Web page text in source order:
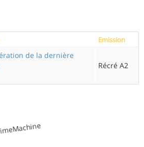
Emission
de la dernière
Récré A2